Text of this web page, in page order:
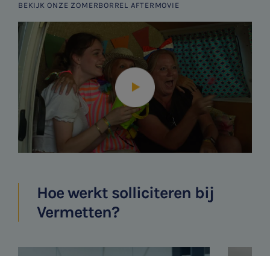
BEKIJK ONZE ZOMERBORREL AFTERMOVIE
Hoe werkt solliciteren bij
Vermetten?